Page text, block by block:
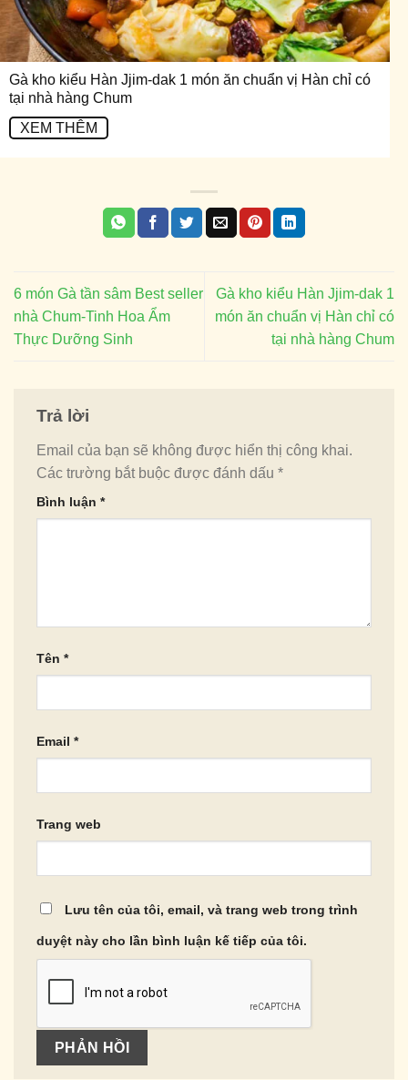
Gà kho kiểu Hàn Jjim-dak 1 món ăn chuẩn vị Hàn chỉ có
tại nhà hàng Chum
XEM THÊM
6 món Gà tần sâm Best seller
nhà Chum-Tinh Hoa Ẩm
Thực Dưỡng Sinh
Gà kho kiểu Hàn Jjim-dak 1
món ăn chuẩn vị Hàn chỉ có
tại nhà hàng Chum
Trả lời
Email của bạn sẽ không được hiển thị công khai.
Các trường bắt buộc được đánh dấu *
Bình luận *
Tên *
Email *
Trang web
Lưu tên của tôi, email, và trang web trong trình
duyệt này cho lần bình luận kế tiếp của tôi.